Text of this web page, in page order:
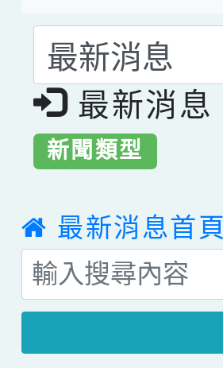
選擇後頁面
最新消息
新聞類型
最新消息首